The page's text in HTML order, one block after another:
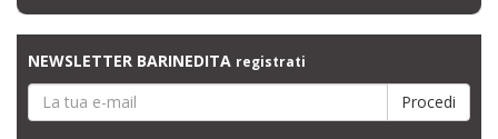
NEWSLETTER BARINEDITA registrati